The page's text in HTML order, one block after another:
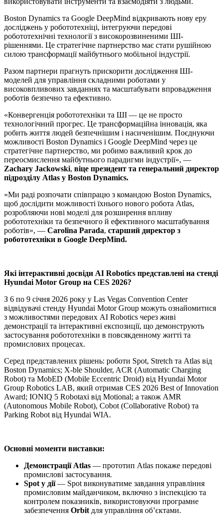
Boston Dynamics та Google DeepMind відкривають нову еру
досліджень у робототехніці, інтегруючи передові
робототехнічні технології з високорозвиненими ШІ-
рішеннями. Це стратегічне партнерство має стати рушійною
силою трансформації майбутнього мобільної індустрії.
Разом партнери прагнуть прискорити дослідження ШІ-
моделей для управління складними роботами у
високовпливових завданнях та масштабувати впровадження
роботів безпечно та ефективно.
«Конвергенція робототехніки та ШІ — це не просто
технологічний прогрес. Це трансформаційна інновація, яка
робить життя людей безпечнішим і насиченішим. Поєднуючи
можливості Boston Dynamics і Google DeepMind через це
стратегічне партнерство, ми робимо важливий крок до
переосмислення майбутнього парадигми індустрії», —
Zachary Jackowski, віце президент та генеральний директор
підрозділу Atlas у Boston Dynamics.
«Ми раді розпочати співпрацю з командою Boston Dynamics,
щоб дослідити можливості їхнього нового робота Atlas,
розробляючи нові моделі для розширення впливу
робототехніки та безпечного й ефективного масштабування
роботів», — Carolina Parada, старший директор з
робототехніки в Google DeepMind.
Які інтерактивні досвіди AI Robotics представлені на стенді
Hyundai Motor Group на CES 2026?
З 6 по 9 січня 2026 року у Las Vegas Convention Center
відвідувачі стенду Hyundai Motor Group можуть ознайомитися
з можливостями передових AI Robotics через живі
демонстрації та інтерактивні експозиції, що демонструють
застосування робототехніки в повсякденному житті та
промислових процесах.
Серед представлених рішень: роботи Spot, Stretch та Atlas від
Boston Dynamics; X-ble Shoulder, ACR (Automatic Charging
Robot) та MobED (Mobile Eccentric Droid) від Hyundai Motor
Group Robotics LAB, який отримав CES 2026 Best of Innovation
Award; IONIQ 5 Robotaxi від Motional; а також AMR
(Autonomous Mobile Robot), Cobot (Collaborative Robot) та
Parking Robot від Hyundai WIA.
Основні моменти виставки:
Демонстрації Atlas — прототип Atlas покаже передові
промислові застосування.
Spot у дії— Spot виконуватиме завдання управління
промисловим майданчиком, включно з інспекцією та
контролем показників, використовуючи програмне
забезпечення Orbit для управління об’єктами.